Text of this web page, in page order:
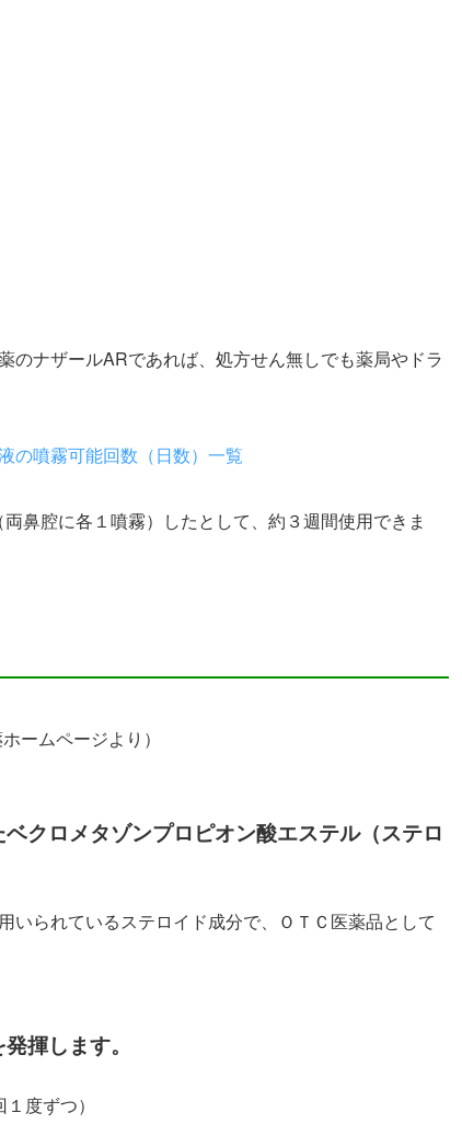
のナザールARであれば、処方せん無しでも薬局やドラ
の噴霧可能回数（日数）一覧
鼻腔に各１噴霧）したとして、約３週間使用できま
ームページより）
クロメタゾンプロピオン酸エステル（ステロ
いられているステロイド成分で、ＯＴＣ医薬品として
揮します。
度ずつ）